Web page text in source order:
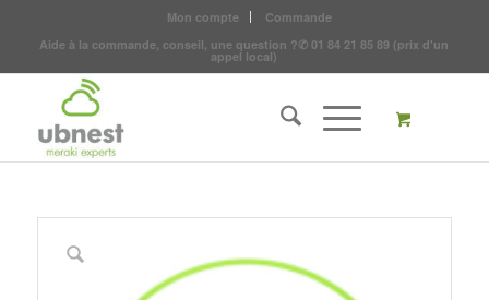
Mon compte
Commande
Aide à la commande, conseil, une question ?✆ 01 84 21 85 89 (prix d'un
appel local)